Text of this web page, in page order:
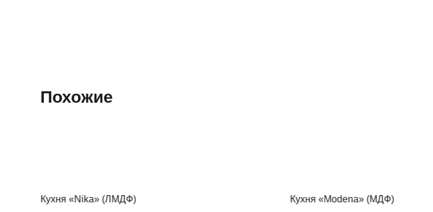
Похожие
Кухня «Nika» (ЛМДФ) Кухня «Modena» (МДФ)